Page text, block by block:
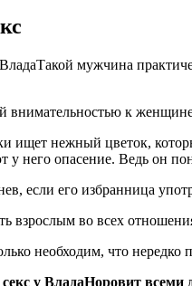
Такой мужчина
внимательностью к
ищет нежный цветок,
него опасение. Ведь он
если его избранница
взрослым во всех
необходим, что
Норовит всеми